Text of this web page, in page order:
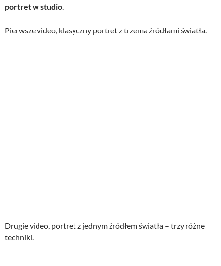
portret w studio.
Pierwsze video, klasyczny portret z trzema źródłami światła.
Drugie video, portret z jednym źródłem światła – trzy różne
techniki.